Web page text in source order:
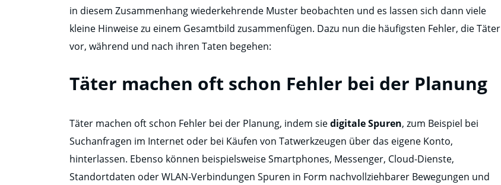
in diesem Zusammenhang wiederkehrende Muster beobachten und es lassen sich dann viele
kleine Hinweise zu einem Gesamtbild zusammenfügen. Dazu nun die häufigsten Fehler, die Täter
vor, während und nach ihren Taten begehen:
Täter machen oft schon Fehler bei der Planung
Täter machen oft schon Fehler bei der Planung, indem siedigitale Spuren, zum Beispiel bei
Suchanfragen im Internet oder bei Käufen von Tatwerkzeugen über das eigene Konto,
hinterlassen. Ebenso können beispielsweise Smartphones, Messenger, Cloud-Dienste,
Standortdaten oder WLAN-Verbindungen Spuren in Form nachvollziehbarer Bewegungen und